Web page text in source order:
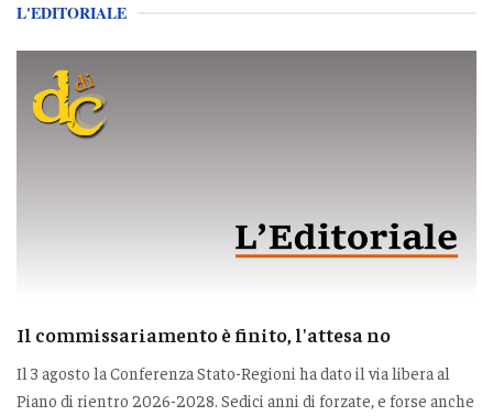
L'EDITORIALE
Il commissariamento è finito, l'attesa no
Il 3 agosto la Conferenza Stato-Regioni ha dato il via libera al
Piano di rientro 2026-2028. Sedici anni di forzate, e forse anche